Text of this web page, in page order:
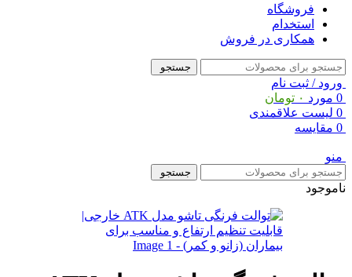
فروشگاه
استخدام
همکاری در فروش
جستجو
ورود / ثبت نام
0 مورد ۰ تومان
0 لیست علاقمندی
0 مقایسه
منو
جستجو
ناموجود